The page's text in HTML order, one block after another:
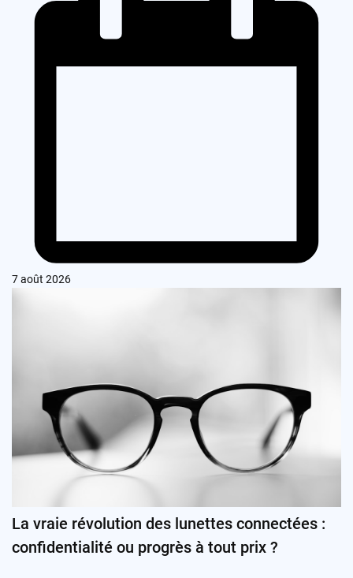
7 août 2026
La vraie révolution des lunettes connectées :
confidentialité ou progrès à tout prix ?